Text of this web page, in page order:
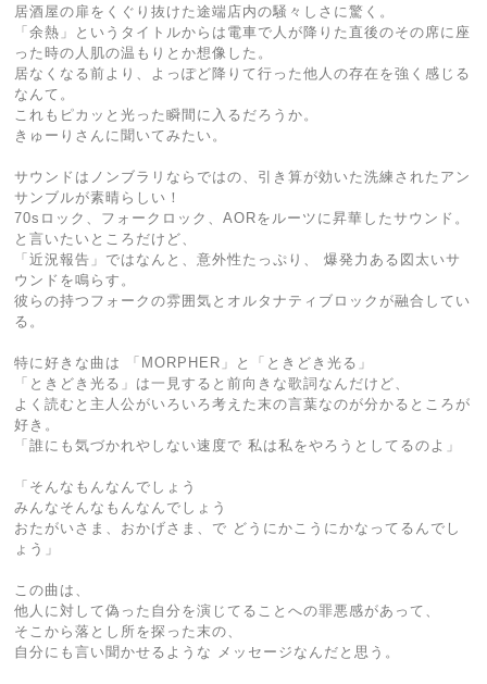
居酒屋の扉をくぐり抜けた途端店内の騒々しさに驚く。
「余熱」というタイトルからは電車で人が降りた直後のその席に座
った時の人肌の温もりとか想像した。
居なくなる前より、よっぽど降りて行った他人の存在を強く感じる
なんて。
これもピカッと光った瞬間に入るだろうか。
きゅーりさんに聞いてみたい。
サウンドはノンブラリならではの、引き算が効いた洗練されたアン
サンブルが素晴らしい！
70sロック、フォークロック、AORをルーツに昇華したサウンド。
と言いたいところだけど、
「近況報告」ではなんと、意外性たっぷり、 爆発力ある図太いサ
ウンドを鳴らす。
彼らの持つフォークの雰囲気とオルタナティブロックが融合してい
る。
特に好きな曲は 「MORPHER」と「ときどき光る」
「ときどき光る」は一見すると前向きな歌詞なんだけど、
よく読むと主人公がいろいろ考えた末の言葉なのが分かるところが
好き。
「誰にも気づかれやしない速度で 私は私をやろうとしてるのよ」
「そんなもんなんでしょう
みんなそんなもんなんでしょう
おたがいさま、おかげさま、で どうにかこうにかなってるんでし
ょう」
この曲は、
他人に対して偽った自分を演じてることへの罪悪感があって、
そこから落とし所を探った末の、
自分にも言い聞かせるような メッセージなんだと思う。